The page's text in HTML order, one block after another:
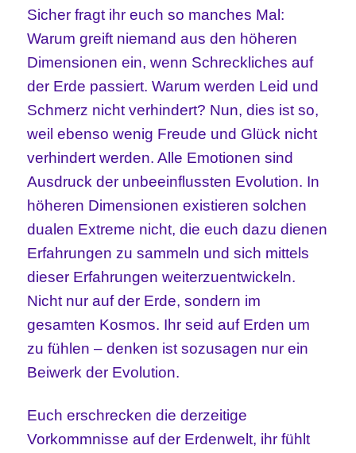
Sicher fragt ihr euch so manches Mal:
Warum greift niemand aus den höheren
Dimensionen ein, wenn Schreckliches auf
der Erde passiert. Warum werden Leid und
Schmerz nicht verhindert? Nun, dies ist so,
weil ebenso wenig Freude und Glück nicht
verhindert werden. Alle Emotionen sind
Ausdruck der unbeeinflussten Evolution. In
höheren Dimensionen existieren solchen
dualen Extreme nicht, die euch dazu dienen
Erfahrungen zu sammeln und sich mittels
dieser Erfahrungen weiterzuentwickeln.
Nicht nur auf der Erde, sondern im
gesamten Kosmos. Ihr seid auf Erden um
zu fühlen – denken ist sozusagen nur ein
Beiwerk der Evolution.
Euch erschrecken die derzeitige
Vorkommnisse auf der Erdenwelt, ihr fühlt